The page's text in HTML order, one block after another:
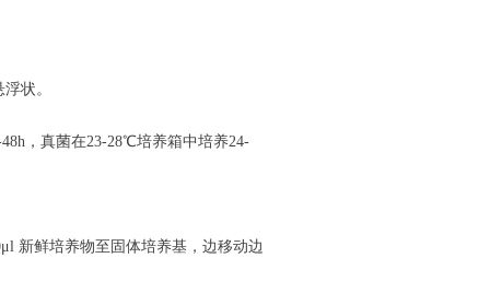
状。
，真菌在23-28℃培养箱中培养24-
μl 新鲜培养物至固体培养基，边移动边